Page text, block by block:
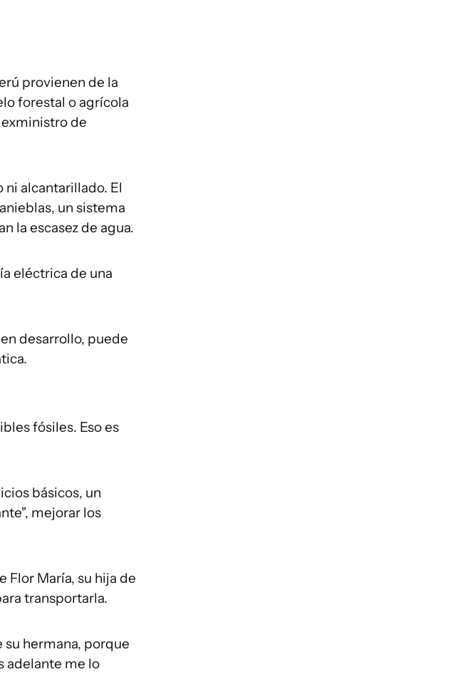
provienen de la
forestal o agrícola
de
alcantarillado. El
un sistema
la escasez de agua.
eléctrica de una
desarrollo, puede
fósiles. Eso es
básicos, un
mejorar los
Flor María, su hija de
transportarla.
su hermana, porque
adelante me lo